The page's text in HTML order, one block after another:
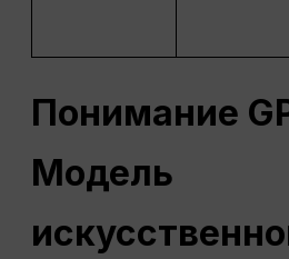
Понимание
Модель